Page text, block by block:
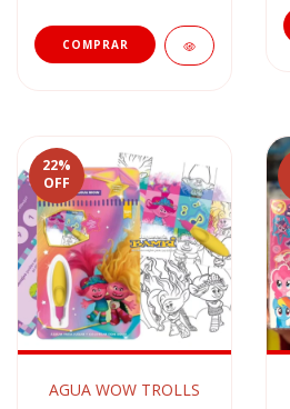
22%
OFF
AGUA WOW TROLLS